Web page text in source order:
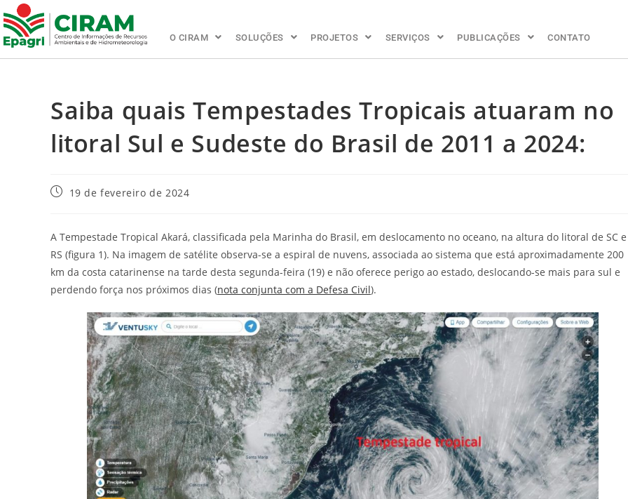
O CIRAM SOLUÇÕES PROJETOS SERVIÇOS PUBLICAÇÕES CONTATO
Saiba quais Tempestades Tropicais atuaram no
litoral Sul e Sudeste do Brasil de 2011 a 2024:
19 de fevereiro de 2024
A Tempestade Tropical Akará, classificada pela Marinha do Brasil, em deslocamento no oceano, na altura do litoral de SC e
RS (figura 1). Na imagem de satélite observa-se a espiral de nuvens, associada ao sistema que está aproximadamente 200
km da costa catarinense na tarde desta segunda-feira (19) e não oferece perigo ao estado, deslocando-se mais para sul e
perdendo força nos próximos dias (nota conjunta com a Defesa Civil).